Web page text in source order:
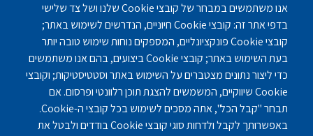
בית אבות בפתח תקוה
בית בלב כפר סבא
בית אבות בחיפה
אנו משתמשים במבחר של קובצי Cookie שלנו ושל צד שלישי
בדפי אתר זה: קובצי Cookie חיוניים, הנדרשים לשימוש באתר;
קובצי Cookie פונקציונליים, המספקים נוחות שימוש טובה יותר
בעת השימוש באתר; קובצי Cookie ביצועים, בהם אנו משתמשים
כדי ליצור נתונים מצטברים על השימוש באתר וסטטיסטיקות; וקובצי
Cookie שיווקיים, המשמשים להצגת תוכן רלוונטי ופרסום. אם
תבחר "קבל הכל", אתה מסכים לשימוש בכל קובצי ה-Cookie.
באפשרותך לקבל ולדחות סוגי קובצי Cookie בודדים ולבטל את